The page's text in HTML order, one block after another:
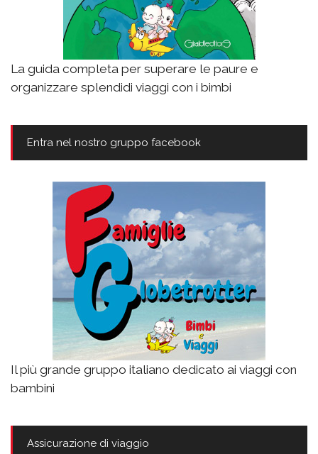
La guida completa per superare le paure e
organizzare splendidi viaggi con i bimbi
Entra nel nostro gruppo facebook
Il più grande gruppo italiano dedicato ai viaggi con
bambini
Assicurazione di viaggio